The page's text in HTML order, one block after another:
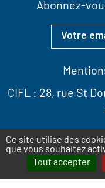
Ce site utilise des
que vous souhaitez
Tout accepter
Abonnez-
CIFL : 28, rue St